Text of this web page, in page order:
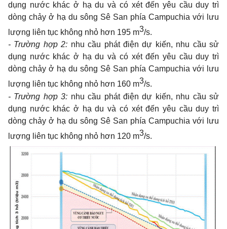
dụng nước khác ở hạ du và có xét đến yêu cầu duy trì
dòng chảy ở hạ du sông Sê San phía Campuchia với lưu
lượng liên tục không nhỏ hơn 195 m3/s.
- Trường hợp 2: nhu cầu phát điện dự kiến, nhu cầu sử
dụng nước khác ở hạ du và có xét đến yêu cầu duy trì
dòng chảy ở hạ du sông Sê San phía Campuchia với lưu
lượng liên tục không nhỏ hơn 160 m3/s.
- Trường hợp 3: nhu cầu phát điện dự kiến, nhu cầu sử
dụng nước khác ở hạ du và có xét đến yêu cầu duy trì
dòng chảy ở hạ du sông Sê San phía Campuchia với lưu
lượng liên tục không nhỏ hơn 120 m3/s.